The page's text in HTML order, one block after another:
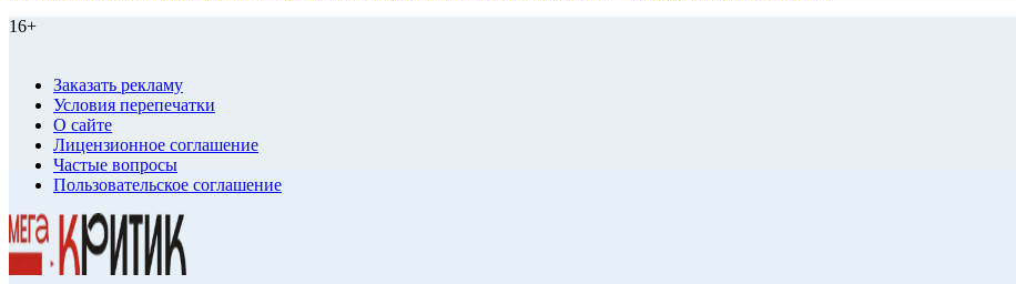
16+
Заказать рекламу
Условия перепечатки
О сайте
Лицензионное соглашение
Частые вопросы
Пользовательское соглашение